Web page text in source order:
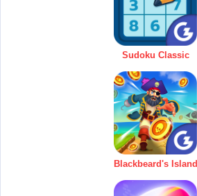
Sudoku Classic
Blackbeard's Island